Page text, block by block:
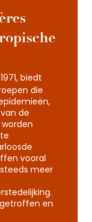
–
biedt
die
de
vooral
meer
en